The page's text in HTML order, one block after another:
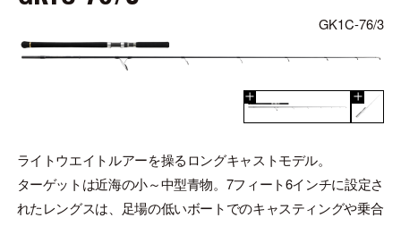
GK1C-76/3
ライトウエイトルアーを操るロングキャストモデル。
ターゲットは近海の小～中型青物。7フィート6インチに設定さ
れたレングスは、足場の低いボートでのキャスティングや乗合